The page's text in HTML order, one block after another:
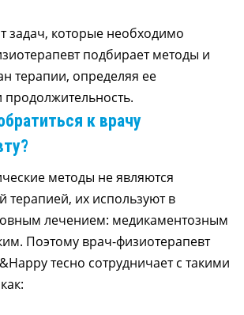
задач, которые необходимо
подбирает методы и
терапии, определяя ее
продолжительность.
к врачу
методы не являются
терапией, их используют в
лечением: медикаментозным
Поэтому врач-физиотерапевт
тесно сотрудничает с такими